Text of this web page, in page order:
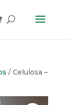
/ Celulosa –